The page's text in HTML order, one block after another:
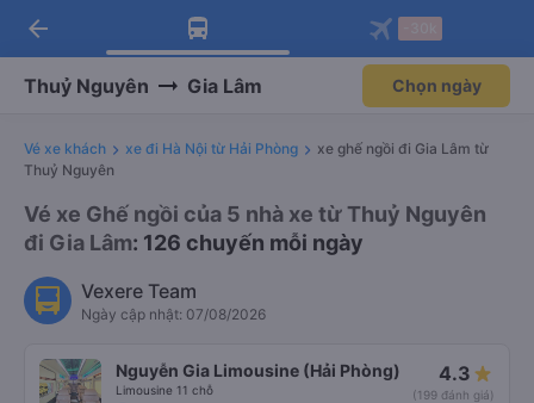
Tải app Vexere ngay!
Nhận ưu đãi thành viên độc
Mở app
Tải app Vexere
-30k/ghế khi đặt vé máy bay qua
Mở app
arrow_back
Thuỷ Nguyên Gia Lâm Chọn ngày
Vé xe khách xe đi Hà Nội từ Hải Phòng
xe ghế ngồi đi Gia Lâm từ
Thuỷ Nguyên
Vé xe Ghế ngồi của 5 nhà xe từ Thuỷ Nguyên
đi Gia Lâm: 126 chuyến mỗi ngày
Vexere Team
Ngày cập nhật: 07/08/2026
Nguyễn Gia Limousine (Hải Phòng)
Limousine 11 chỗ
4.3
(199 đánh giá)